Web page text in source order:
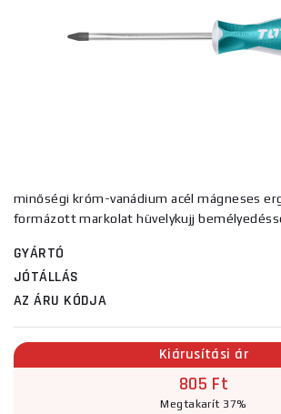
minőségi króm-vanádium acél mágneses
formázott markolat hüvelykujj
GYÁRTÓ
JÓTÁLLÁS
AZ ÁRU KÓDJA
Kiárusítási ár
805 Ft
Megtakarít 37%